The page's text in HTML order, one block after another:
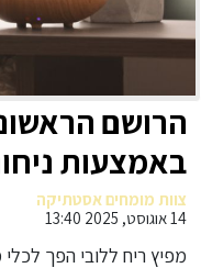
הרושם
באמצעות
צוות מומחים אסטתיקה
14 אוגוסט, 2025 13:40
מפיץ ריח ללובי הפך